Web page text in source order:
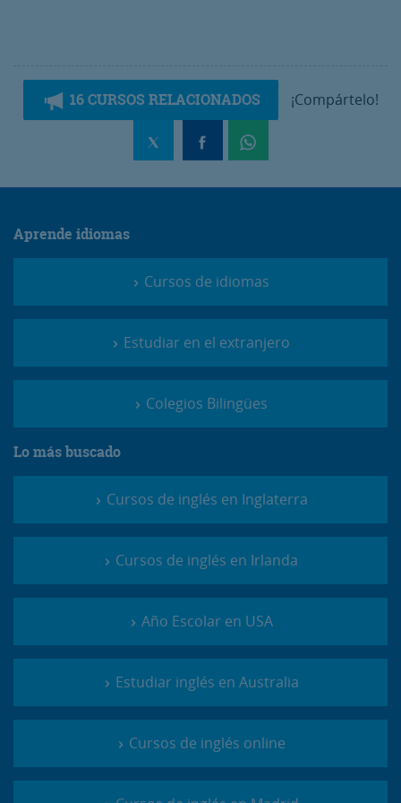
16 CURSOS RELACIONADOS ¡Compártelo!
Aprende idiomas
Cursos de idiomas
Estudiar en el extranjero
Colegios Bilingües
Lo más buscado
Cursos de inglés en Inglaterra
Cursos de inglés en Irlanda
Año Escolar en USA
Estudiar inglés en Australia
Cursos de inglés online